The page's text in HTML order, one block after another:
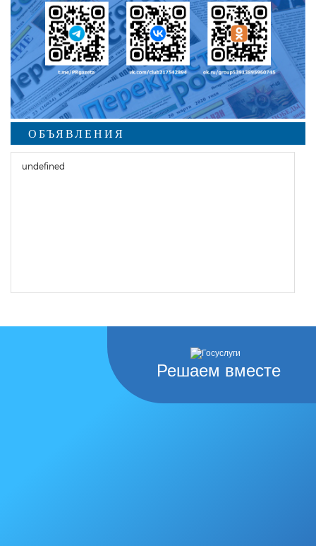
ОБЪЯВЛЕНИЯ
undefined
Решаем вместе